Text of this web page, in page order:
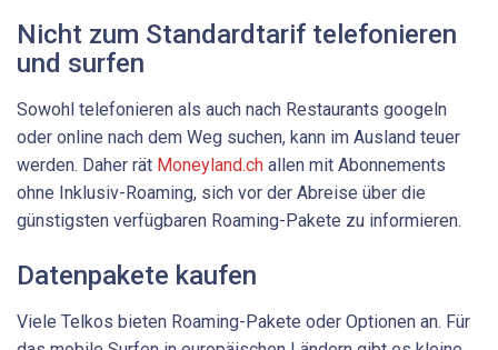
Nicht zum Standardtarif telefonieren
und surfen
Sowohl telefonieren als auch nach Restaurants googeln
oder online nach dem Weg suchen, kann im Ausland teuer
werden. Daher rät Moneyland.ch allen mit Abonnements
ohne Inklusiv-Roaming, sich vor der Abreise über die
günstigsten verfügbaren Roaming-Pakete zu informieren.
Datenpakete kaufen
Viele Telkos bieten Roaming-Pakete oder Optionen an. Für